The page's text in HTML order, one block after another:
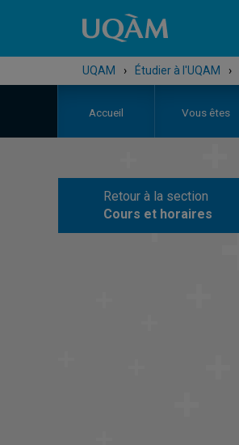
UQAM › Étudier à l'UQAM ›
Accueil Vous êtes
Retour à la section
Cours et horaires